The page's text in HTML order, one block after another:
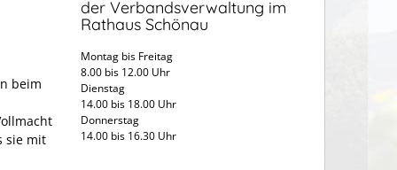
beim
sie mit
der Verbandsverwaltung im
Rathaus Schönau
Montag bis Freitag
8.00 bis 12.00 Uhr
Dienstag
14.00 bis 18.00 Uhr
Donnerstag
14.00 bis 16.30 Uhr